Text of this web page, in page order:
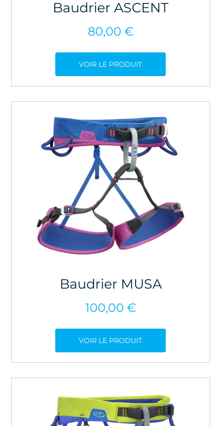
Baudrier ASCENT
80,00 €
VOIR LE PRODUIT
Baudrier MUSA
100,00 €
VOIR LE PRODUIT